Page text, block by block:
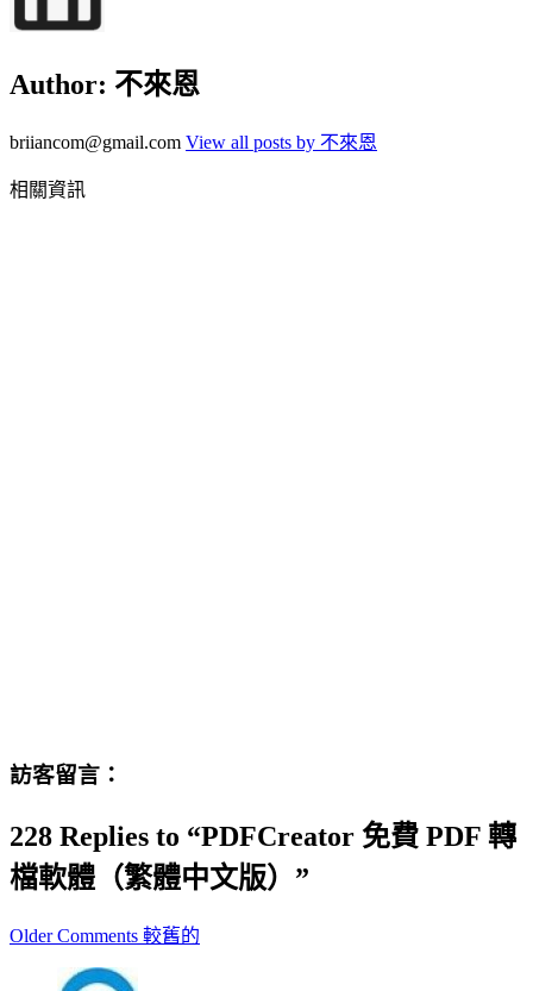
Author: 不來恩
briiancom@gmail.com View all posts by 不來恩
相關資訊
訪客留言：
228 Replies to “PDFCreator 免費 PDF 轉
檔軟體（繁體中文版）”
Comment
navigation
Older Comments 較舊的